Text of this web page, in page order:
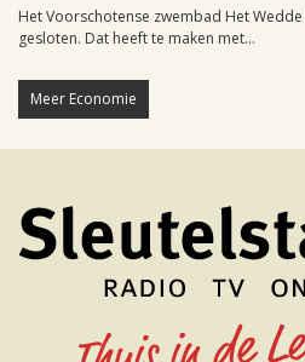
Het Voorschotense zwembad Het
gesloten. Dat heeft te maken met...
Meer Economie